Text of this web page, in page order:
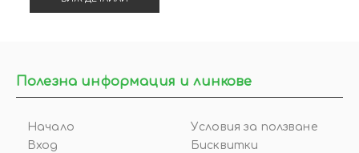
Полезна информация и линкове
Начало
Вход
Условия за ползване
Бисквитки